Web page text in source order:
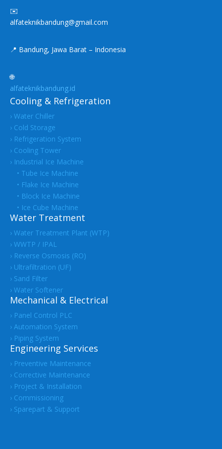
✉️
alfateknikbandung@gmail.com
📍 Bandung, Jawa Barat – Indonesia
🌐
alfateknikbandung.id
Cooling & Refrigeration
› Water Chiller
› Cold Storage
› Refrigeration System
› Cooling Tower
› Industrial Ice Machine
• Tube Ice Machine
• Flake Ice Machine
• Block Ice Machine
• Ice Cube Machine
Water Treatment
› Water Treatment Plant (WTP)
› WWTP / IPAL
› Reverse Osmosis (RO)
› Ultrafiltration (UF)
› Sand Filter
› Water Softener
Mechanical & Electrical
› Panel Control PLC
› Automation System
› Piping System
Engineering Services
› Preventive Maintenance
› Corrective Maintenance
› Project & Installation
› Commissioning
› Sparepart & Support